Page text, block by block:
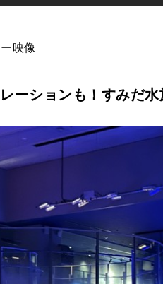
映像
ーションも！すみだ